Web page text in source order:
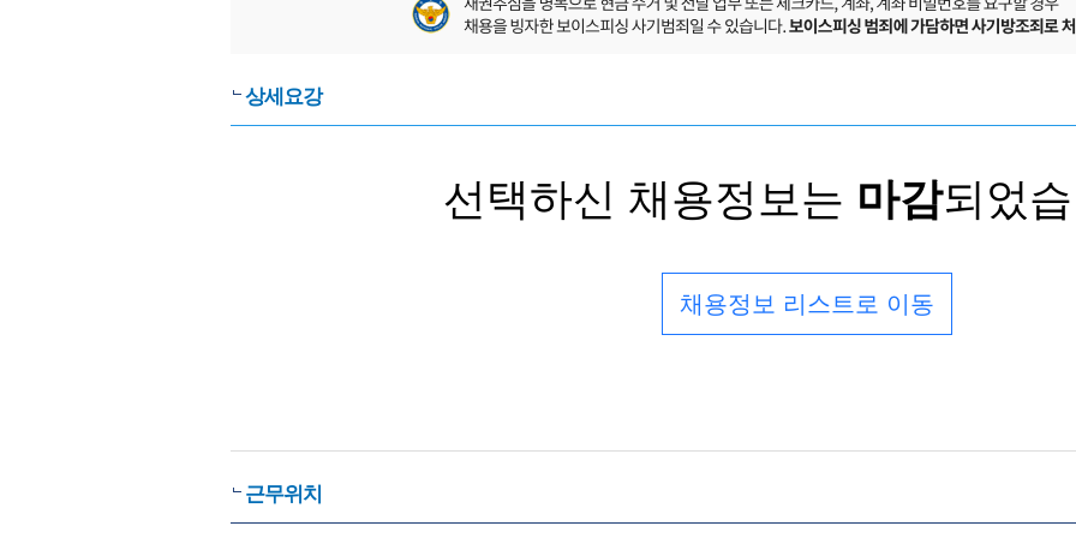
상세요강
선택하신 채용정보는 마감되었
채용정보 리스트로 이동
근무위치